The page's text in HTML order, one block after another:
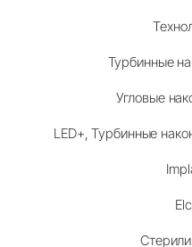
Турбинные
Угловые
LED+, Турбинные